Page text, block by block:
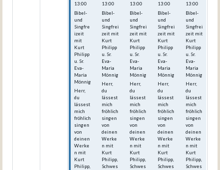
13:00
Bibel-
und
Singfre
izeit
mit
Kurt
Philipp
u. Sr.
Eva-
Maria
Mönnig
Herr,
du
lässest
mich
fröhlich
singen
von
deinen
Werke
n mit
Kurt
Philipp,
13:00
Bibel-
und
Singfrei
zeit mit
Kurt
Philipp
u. Sr.
Eva-
Maria
Mönnig
Herr,
du
lässest
mich
fröhlich
singen
von
deinen
Werke
n mit
Kurt
Philipp,
Schwes
13:00
Bibel-
und
Singfrei
zeit mit
Kurt
Philipp
u. Sr.
Eva-
Maria
Mönnig
Herr,
du
lässest
mich
fröhlich
singen
von
deinen
Werke
n mit
Kurt
Philipp,
Schwes
13:00
Bibel-
und
Singfrei
zeit mit
Kurt
Philipp
u. Sr.
Eva-
Maria
Mönnig
Herr,
du
lässest
mich
fröhlich
singen
von
deinen
Werke
n mit
Kurt
Philipp,
Schwes
13:00
Bibel-
und
Singfrei
zeit mit
Kurt
Philipp
u. Sr.
Eva-
Maria
Mönnig
Herr,
du
lässest
mich
fröhlich
singen
von
deinen
Werke
n mit
Kurt
Philipp,
Schwes